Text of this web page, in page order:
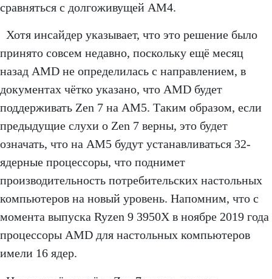
сравняться с долгоживущей AM4.
Хотя инсайдер указывает, что это решение было
принято совсем недавно, поскольку ещё месяц
назад AMD не определилась с направлением, в
документах чётко указано, что AMD будет
поддерживать Zen 7 на AM5. Таким образом, если
предыдущие слухи о Zen 7 верны, это будет
означать, что на AM5 будут устанавливаться 32-
ядерные процессоры, что поднимет
производительность потребительских настольных
компьютеров на новый уровень. Напомним, что с
момента выпуска Ryzen 9 3950X в ноябре 2019 года
процессоры AMD для настольных компьютеров
имели 16 ядер.